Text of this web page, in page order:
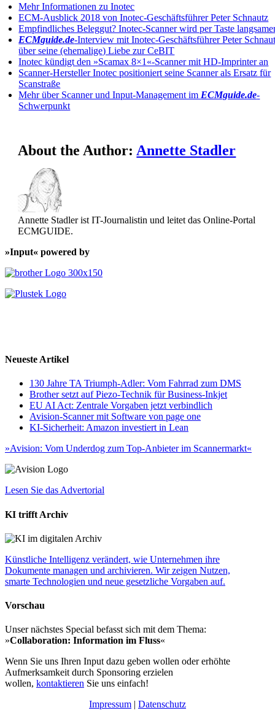
Mehr Informationen zu Inotec
ECM-Ausblick 2018 von Inotec-Geschäftsführer Peter Schnautz
Empfindliches Beleggut? Inotec-Scanner wird per Taste
ECMguide.de-Interview mit Inotec-Geschäftsführer Peter
über seine (ehemalige) Liebe zur CeBIT
Inotec kündigt den »Scamax 8×1«-Scanner mit HD-Imprinter an
Scanner-Hersteller Inotec positioniert seine Scanner als Ersatz für
Scanstraße
Mehr über Scanner und Input-Management im ECMguide.de-
Schwerpunkt
About the Author: Annette Stadler
Annette Stadler ist IT-Journalistin und leitet das Online-Portal
ECMGUIDE.
»Input« powered by
Neueste Artikel
130 Jahre TA Triumph-Adler: Vom Fahrrad zum DMS
Brother setzt auf Piezo-Technik für Business-Inkjet
EU AI Act: Zentrale Vorgaben jetzt verbindlich
Avision-Scanner mit Software von page one
KI-Sicherheit: Amazon investiert in Lean
»Avision: Vom Underdog zum Top-Anbieter im Scannermarkt«
Lesen Sie das Advertorial
KI trifft Archiv
Künstliche Intelligenz verändert, wie Unternehmen ihre
Dokumente managen und archivieren. Wir zeigen Nutzen,
smarte Technologien und neue gesetzliche Vorgaben auf.
Vorschau
Unser nächstes Special befasst sich mit dem Thema:
»Collaboration: Information im Fluss«
Wenn Sie uns Ihren Input dazu geben wollen oder erhöhte
Aufmerksamkeit durch Sponsoring erzielen
wollen, kontaktieren Sie uns einfach!
Impressum | Datenschutz